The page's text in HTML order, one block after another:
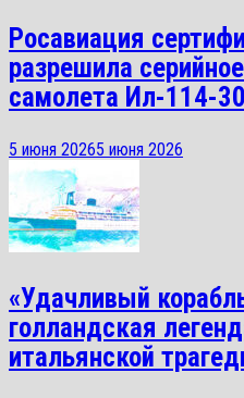
Росавиация
разрешила
самолета Ил-114-
5 июня 20265 июня 2026
«Удачливый
голландская
итальянской